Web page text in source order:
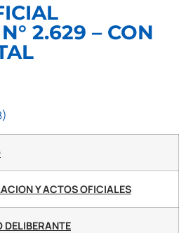
2.629 – CON
Y ACTOS OFICIALES
DELIBERANTE